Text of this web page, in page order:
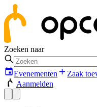
Zoeken naar
Evenementen Zaak
Aanmelden